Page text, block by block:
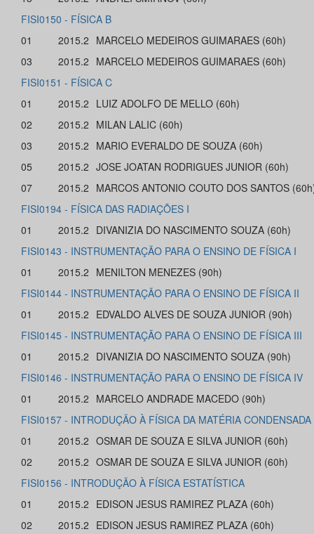
FISI0150 - FÍSICA B
01
2015.2 MARCELO MEDEIROS GUIMARAES (60h)
03
2015.2 MARCELO MEDEIROS GUIMARAES (60h)
FISI0151 - FÍSICA C
01
2015.2 LUIZ ADOLFO DE MELLO (60h)
02
2015.2 MILAN LALIC (60h)
03
2015.2 MARIO EVERALDO DE SOUZA (60h)
05
2015.2 JOSE JOATAN RODRIGUES JUNIOR (60h)
07
2015.2 MARCOS ANTONIO COUTO DOS SANTOS
FISI0194 - FÍSICA DAS RADIAÇÕES I
01
2015.2 DIVANIZIA DO NASCIMENTO SOUZA (60h)
FISI0143 - INSTRUMENTAÇÃO PARA O ENSINO DE FÍSICA I
01
2015.2 MENILTON MENEZES (90h)
FISI0144 - INSTRUMENTAÇÃO PARA O ENSINO DE FÍSICA II
01
2015.2 EDVALDO ALVES DE SOUZA JUNIOR (90h)
FISI0145 - INSTRUMENTAÇÃO PARA O ENSINO DE FÍSICA III
01
2015.2 DIVANIZIA DO NASCIMENTO SOUZA (90h)
FISI0146 - INSTRUMENTAÇÃO PARA O ENSINO DE FÍSICA IV
01
2015.2 MARCELO ANDRADE MACEDO (90h)
FISI0157 - INTRODUÇÃO À FÍSICA DA MATÉRIA CONDENSADA
01
2015.2 OSMAR DE SOUZA E SILVA JUNIOR (60h)
02
2015.2 OSMAR DE SOUZA E SILVA JUNIOR (60h)
FISI0156 - INTRODUÇÃO À FÍSICA ESTATÍSTICA
01
2015.2 EDISON JESUS RAMIREZ PLAZA (60h)
02
2015.2 EDISON JESUS RAMIREZ PLAZA (60h)